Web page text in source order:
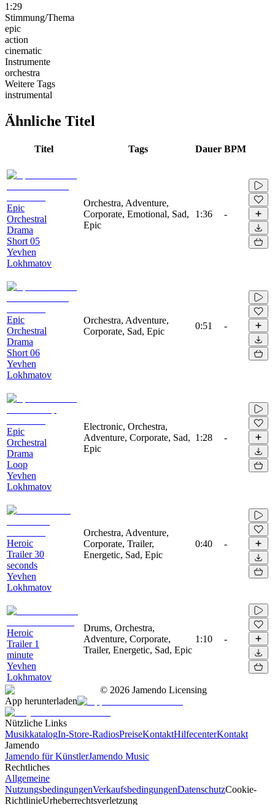
1:29
Stimmung/Thema
epic
action
cinematic
Instrumente
orchestra
Weitere Tags
instrumental
Ähnliche Titel
Titel Tags Dauer BPM
Epic
Orchestral
Drama
Short 05
Yevhen
Lokhmatov
Orchestra, Adventure,
Corporate, Emotional, Sad,
Epic
1:36 -
Epic
Orchestral
Drama
Short 06
Yevhen
Lokhmatov
Orchestra, Adventure,
Corporate, Sad, Epic
0:51 -
Epic
Orchestral
Drama
Loop
Yevhen
Lokhmatov
Electronic, Orchestra,
Adventure, Corporate, Sad,
Epic
1:28 -
Heroic
Trailer 30
seconds
Yevhen
Lokhmatov
Orchestra, Adventure,
Corporate, Trailer,
Energetic, Sad, Epic
0:40 -
Heroic
Trailer 1
minute
Yevhen
Lokhmatov
Drums, Orchestra,
Adventure, Corporate,
Trailer, Energetic, Sad, Epic
1:10 -
© 2026 Jamendo Licensing
App herunterladen
Nützliche Links
MusikkatalogIn-Store-RadiosPreiseKontaktHilfecenterKontakt
Jamendo
Jamendo für KünstlerJamendo Music
Rechtliches
Allgemeine
NutzungsbedingungenVerkaufsbedingungenDatenschutzCookie-
RichtlinieUrheberrechtsverletzung